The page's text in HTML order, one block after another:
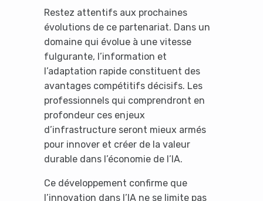
Restez attentifs aux prochaines
évolutions de ce partenariat. Dans un
domaine qui évolue à une vitesse
fulgurante, l’information et
l’adaptation rapide constituent des
avantages compétitifs décisifs. Les
professionnels qui comprendront en
profondeur ces enjeux
d’infrastructure seront mieux armés
pour innover et créer de la valeur
durable dans l’économie de l’IA.
Ce développement confirme que
l’innovation dans l’IA ne se limite pas